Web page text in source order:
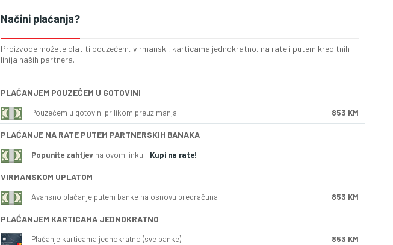
Načini plaćanja?
Proizvode možete platiti pouzećem, virmanski, karticama jednokratno, na rate i putem kreditnih
linija naših partnera.
PLAĆANJEM POUZEĆEM U GOTOVINI
Pouzećem u gotovini prilikom preuzimanja 853 KM
PLAĆANJE NA RATE PUTEM PARTNERSKIH BANAKA
Popunite zahtjev na ovom linku - Kupi na rate!
VIRMANSKOM UPLATOM
Avansno plaćanje putem banke na osnovu predračuna 853 KM
PLAĆANJEM KARTICAMA JEDNOKRATNO
Plaćanje karticama jednokratno (sve banke) 853 KM